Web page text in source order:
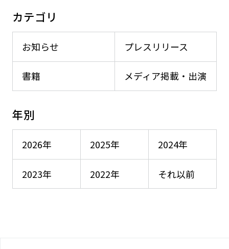
カテゴリ
お知らせ プレスリリース
メディア掲載・出演
書籍
年別
2026年 2025年 2024年
2023年 2022年 それ以前